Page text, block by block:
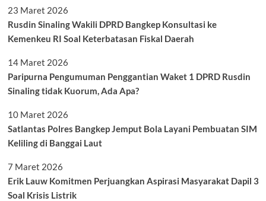
23 Maret 2026
Rusdin Sinaling Wakili DPRD Bangkep Konsultasi ke
Kemenkeu RI Soal Keterbatasan Fiskal Daerah
14 Maret 2026
Paripurna Pengumuman Penggantian Waket 1 DPRD Rusdin
Sinaling tidak Kuorum, Ada Apa?
10 Maret 2026
Satlantas Polres Bangkep Jemput Bola Layani Pembuatan SIM
Keliling di Banggai Laut
7 Maret 2026
Erik Lauw Komitmen Perjuangkan Aspirasi Masyarakat Dapil 3
Soal Krisis Listrik